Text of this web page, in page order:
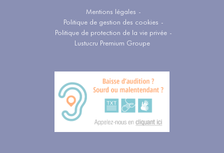
Mentions légales -
Politique de gestion des cookies -
Politique de protection de la vie privée -
Lustucru Premium Groupe